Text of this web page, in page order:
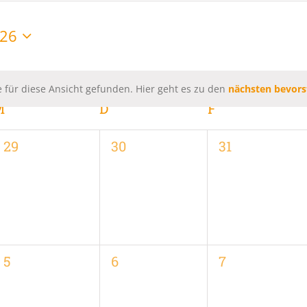
Hinweis
für diese Ansicht gefunden. Hier geht es zu den nächsten
D F
0
29
0
30
0
31
0
5
0
6
0
7